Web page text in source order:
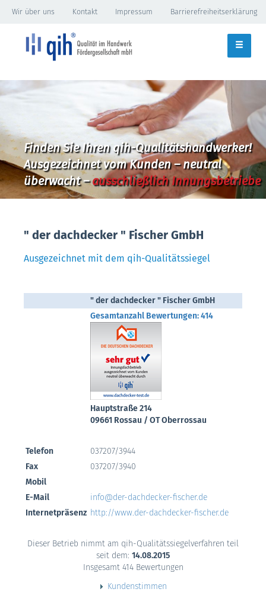
Wir über uns Kontakt Impressum Barrierefreiheitserklärung
Finden Sie Ihren qih-Qualitätshandwerker!
Ausgezeichnet vom Kunden – neutral
überwacht –ausschließlich Innungsbetriebe
" der dachdecker " Fischer GmbH
Ausgezeichnet mit dem qih-Qualitätssiegel
" der dachdecker " Fischer GmbH
Gesamtanzahl Bewertungen: 414
Hauptstraße 214
09661 Rossau / OT Oberrossau
Telefon
037207/3944
Fax
037207/3940
Mobil
E-Mail
info@der-dachdecker-fischer.de
Internetpräsenz http://www.der-dachdecker-fischer.de
Dieser Betrieb nimmt am qih-Qualitätssiegelverfahren teil
seit dem: 14.08.2015
Insgesamt 414 Bewertungen
Kundenstimmen